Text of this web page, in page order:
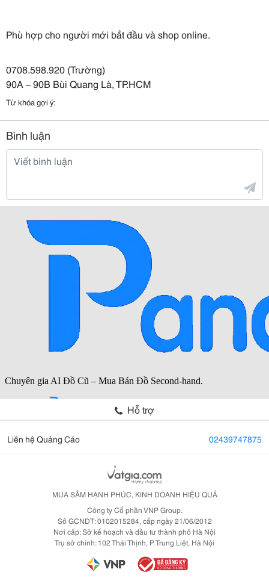
Phù hợp cho người mới bắt đầu và shop online.
0708.598.920 (Trường)
90A – 90B Bùi Quang Là, TP.HCM
Từ khóa gợi ý:
Bình luận
Hỗ trợ
Liên hệ Quảng Cáo 02439747875
MUA SẮM HẠNH PHÚC, KINH DOANH HIỆU QUẢ
Công ty Cổ phần VNP Group.
Số GCNDT: 0102015284, cấp ngày 21/06/2012
Nơi cấp: Sở kế hoạch và đầu tư thành phố Hà Nội
Trụ sở chính: 102 Thái Thịnh, P. Trung Liệt, Hà Nội